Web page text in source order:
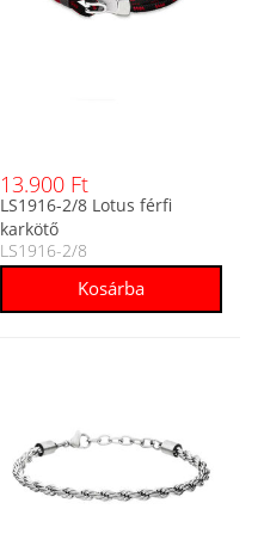
13.900 Ft
LS1916-2/8 Lotus férfi
karkötő
LS1916-2/8